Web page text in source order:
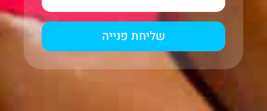
שליחת פנייה